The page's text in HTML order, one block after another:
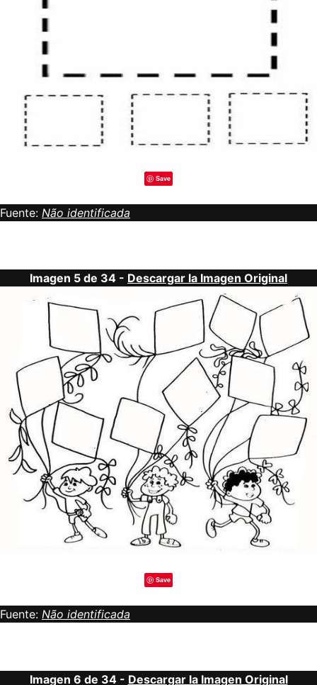
Save
Fuente: Não identificada
Imagen 5 de 34 - Descargar la Imagen Original
Save
Fuente: Não identificada
Imagen 6 de 34 - Descargar la Imagen Original